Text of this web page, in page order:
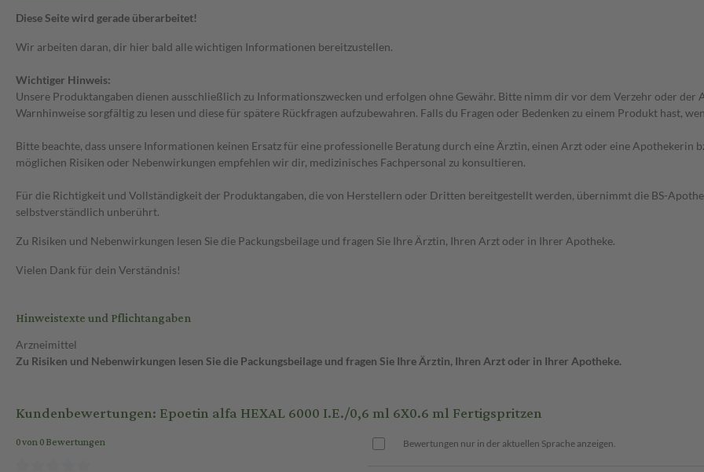
Diese Seite wird gerade überarbeitet!
Wir arbeiten daran, dir hier bald alle wichtigen Informationen bereitzustellen.
Wichtiger Hinweis:
Unsere Produktangaben dienen ausschließlich zu Informationszwecken und erfolgen ohne Gewähr. Bitte nimm dir vor dem Verzehr oder
Warnhinweise sorgfältig zu lesen und diese für spätere Rückfragen aufzubewahren. Falls du Fragen oder Bedenken zu einem Produkt hast,
Bitte beachte, dass unsere Informationen keinen Ersatz für eine professionelle Beratung durch eine Ärztin, einen Arzt oder eine Apothekerin
möglichen Risiken oder Nebenwirkungen empfehlen wir dir, medizinisches Fachpersonal zu konsultieren.
Für die Richtigkeit und Vollständigkeit der Produktangaben, die von Herstellern oder Dritten bereitgestellt werden, übernimmt die BS-
selbstverständlich unberührt.
Zu Risiken und Nebenwirkungen lesen Sie die Packungsbeilage und fragen Sie Ihre Ärztin, Ihren Arzt oder in Ihrer Apotheke.
Vielen Dank für dein Verständnis!
Hinweistexte und Pflichtangaben
Arzneimittel
Zu Risiken und Nebenwirkungen lesen Sie die Packungsbeilage und fragen Sie Ihre Ärztin, Ihren Arzt oder in Ihrer Apotheke.
Kundenbewertungen: Epoetin alfa HEXAL 6000 I.E./0,6 ml 6X0.6 ml Fertigspritzen
0 von 0 Bewertungen Bewertungen nur in der aktuellen Sprache anzeigen.